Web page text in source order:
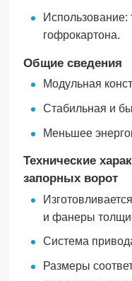
Использование:
гофрокартона.
Общие сведения
Модульная
Стабильная и
Меньшее
Технические
запорных ворот
и фанеры
Система
Размеры